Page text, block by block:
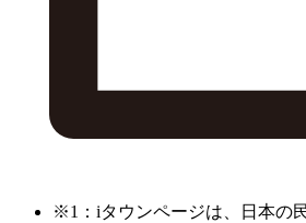
※1：iタウンページは、日本の